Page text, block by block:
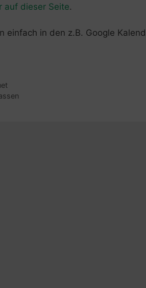
auf dieser Seite.
einfach in den z.B. Google